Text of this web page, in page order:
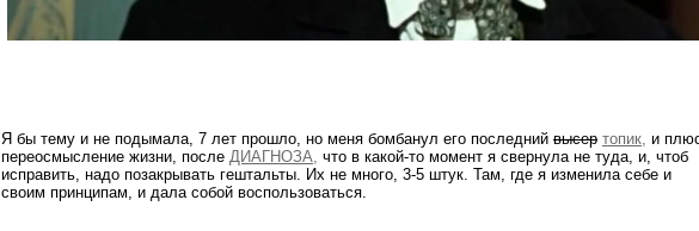
Я бы тему и не подымала, 7 лет прошло, но меня бомбанул его последний высер топик, и
переосмысление жизни, после ДИАГНОЗА, что в какой-то момент я свернула не туда, и, чтоб
исправить, надо позакрывать гештальты. Их не много, 3-5 штук. Там, где я изменила себе и
своим принципам, и дала собой воспользоваться.